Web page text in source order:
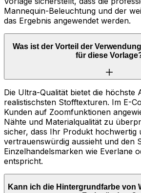
Mannequin-Beleuchtung und der
das Ergebnis angewendet werden.
Was ist der Vorteil der
für diese
Die Ultra-Qualität bietet die höchste
realistischsten Stofftexturen. Im E-
Kunden auf Zoomfunktionen
Nähte und Materialqualität zu
sicher, dass Ihr Produkt hochwertig
vertrauenswürdig aussieht und den
Einzelhandelsmarken wie Everlane
entspricht.
Kann ich die Hintergrundfarbe von